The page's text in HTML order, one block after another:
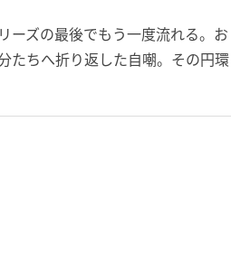
ーズの最後でもう一度流れる。お
たちへ折り返した自嘲。その円環